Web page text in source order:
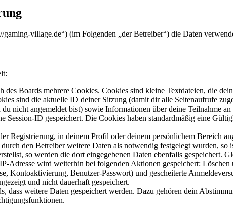
village.de“) (im Folgenden „der Betreiber“) die Daten
Boards mehrere Cookies. Cookies sind kleine Textdateien, die
sind die aktuelle ID deiner Sitzung (damit dir alle Seitenaufrufe
nicht angemeldet bist) sowie Informationen über deine Teilnahme
Session-ID gespeichert. Die Cookies haben standardmäßig eine
Registrierung, in deinem Profil oder deinem persönlichem Bereich
den Betreiber weitere Daten als notwendig festgelegt wurden, so
so werden die dort eingegebenen Daten ebenfalls gespeichert.
Adresse wird weiterhin bei folgenden Aktionen gespeichert:
Kontoaktivierung, Benutzer-Passwort) und gescheiterte
und nicht dauerhaft gespeichert.
dass weitere Daten gespeichert werden. Dazu gehören dein